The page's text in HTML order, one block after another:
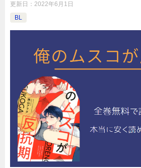
更新日： 2022年6月1日
BL